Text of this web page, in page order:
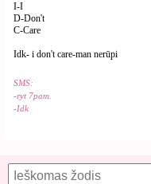
I-I
D-Don't
C-Care
Idk- i don't care-man nerūpi
SMS:
-ryt 7pam.
-Idk